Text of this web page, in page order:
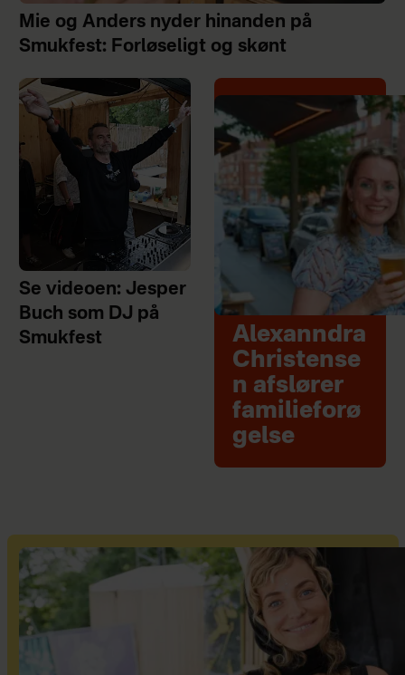
Mie og Anders nyder hinanden på
Smukfest: Forløseligt og skønt
Se videoen: Jesper
Buch som DJ på
Smukfest
Alexanndra
Christense
n afslører
familieforø
gelse